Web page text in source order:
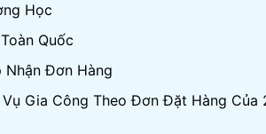
Học
Quốc
Nhận Đơn Hàng
Gia Công Theo Đơn Đặt Hàng Của